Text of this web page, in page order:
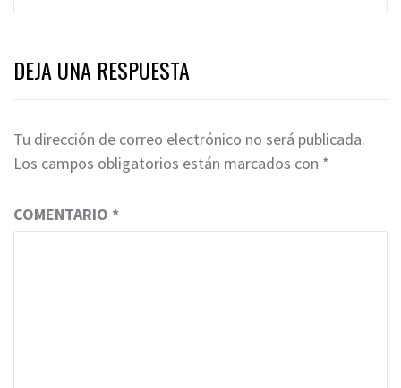
DEJA UNA RESPUESTA
Tu dirección de correo electrónico no será publicada.
Los campos obligatorios están marcados con *
COMENTARIO *